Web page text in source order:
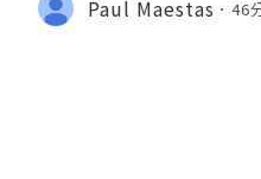
Paul Maestas 46